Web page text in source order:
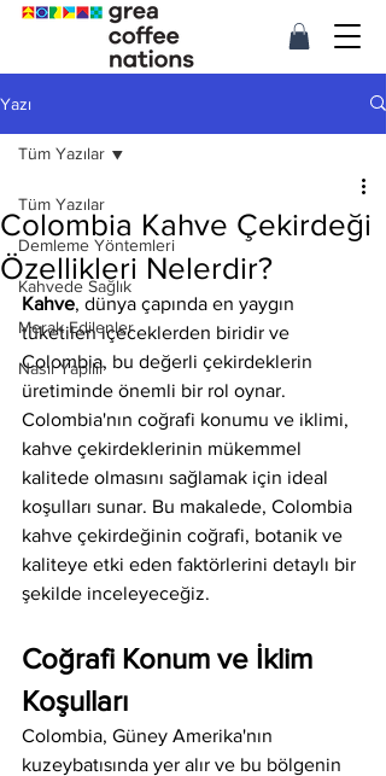
Yazı
Tüm Yazılar
Demleme Yöntemleri
Kahvede Sağlık
Merak Edilenler
Nasıl Yapılır
Tüm Yazılar
Colombia Kahve Çekirdeği
Özellikleri Nelerdir?
Kahve, dünya çapında en yaygın
tüketilen içeceklerden biridir ve
Colombia, bu değerli çekirdeklerin
üretiminde önemli bir rol oynar.
Colombia'nın coğrafi konumu ve iklimi,
kahve çekirdeklerinin mükemmel
kalitede olmasını sağlamak için ideal
koşulları sunar. Bu makalede, Colombia
kahve çekirdeğinin coğrafi, botanik ve
kaliteye etki eden faktörlerini detaylı bir
şekilde inceleyeceğiz.
Coğrafi Konum ve İklim
Koşulları
Colombia, Güney Amerika'nın
kuzeybatısında yer alır ve bu bölgenin